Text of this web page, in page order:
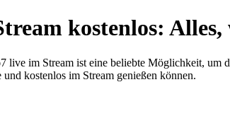
kostenlos: Alles,
live im Stream ist eine beliebte Möglichkeit,
kostenlos im Stream genießen können.